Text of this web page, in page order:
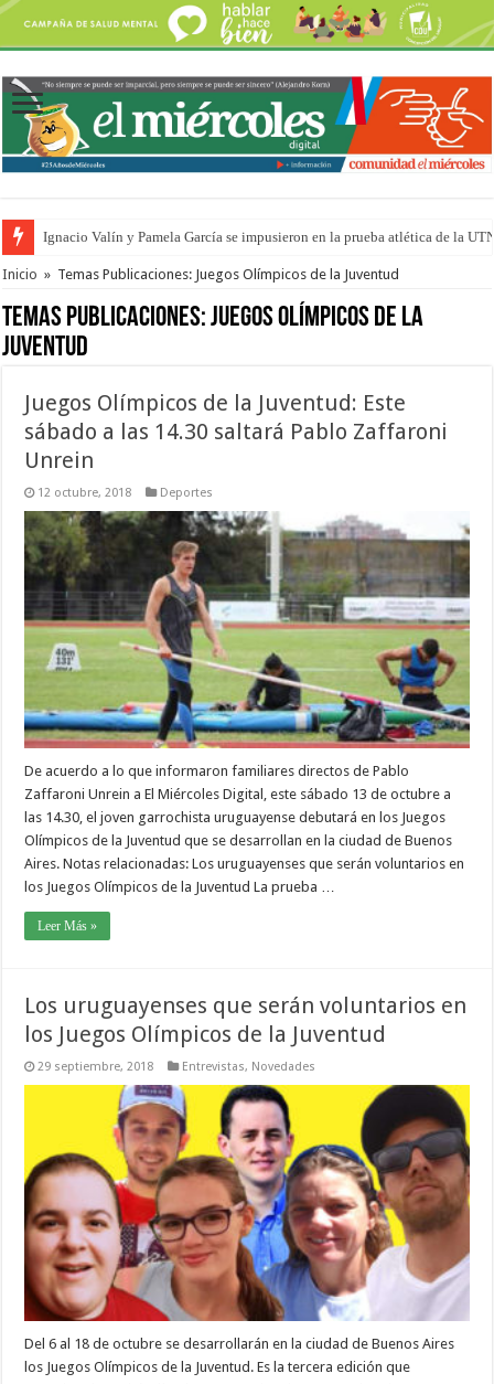
Ignacio Valín y Pamela García se impusieron en la prueba atlética de la
Traigo el litoral en mi canción: 100 años de Aníbal Sampayo
Inicio » Temas Publicaciones: Juegos Olímpicos de la Juventud
Temas Publicaciones:Juegos Olímpicos de la
Juventud
Juegos Olímpicos de la Juventud: Este
sábado a las 14.30 saltará Pablo Zaffaroni
Unrein
12 octubre, 2018 Deportes
De acuerdo a lo que informaron familiares directos de Pablo
Zaffaroni Unrein a El Miércoles Digital, este sábado 13 de octubre a
las 14.30, el joven garrochista uruguayense debutará en los Juegos
Olímpicos de la Juventud que se desarrollan en la ciudad de Buenos
Aires. Notas relacionadas: Los uruguayenses que serán voluntarios en
los Juegos Olímpicos de la Juventud La prueba …
Leer Más »
Los uruguayenses que serán voluntarios en
los Juegos Olímpicos de la Juventud
29 septiembre, 2018 Entrevistas, Novedades
Del 6 al 18 de octubre se desarrollarán en la ciudad de Buenos Aires
los Juegos Olímpicos de la Juventud. Es la tercera edición que